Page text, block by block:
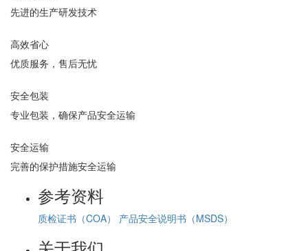
先进的生产研发技术
高效省心
优质服务，售后无忧
安全包装
专业包装，确保产品安全运输
安全运输
完善的保护措施安全运输
参考资料
质检证书（COA） 产品安全说明书（MSDS）